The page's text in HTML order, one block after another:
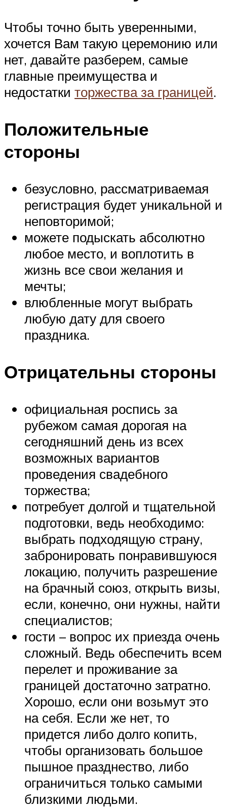
Чтобы точно быть уверенными,
хочется Вам такую церемонию или
нет, давайте разберем, самые
главные преимущества и
недостатки торжества за границей.
Положительные
стороны
безусловно, рассматриваемая
регистрация будет уникальной и
неповторимой;
можете подыскать абсолютно
любое место, и воплотить в
жизнь все свои желания и
мечты;
влюбленные могут выбрать
любую дату для своего
праздника.
Отрицательны стороны
официальная роспись за
рубежом самая дорогая на
сегодняшний день из всех
возможных вариантов
проведения свадебного
торжества;
потребует долгой и тщательной
подготовки, ведь необходимо:
выбрать подходящую страну,
забронировать понравившуюся
локацию, получить разрешение
на брачный союз, открыть визы,
если, конечно, они нужны, найти
специалистов;
гости – вопрос их приезда очень
сложный. Ведь обеспечить всем
перелет и проживание за
границей достаточно затратно.
Хорошо, если они возьмут это
на себя. Если же нет, то
придется либо долго копить,
чтобы организовать большое
пышное празднество, либо
ограничиться только самыми
близкими людьми.